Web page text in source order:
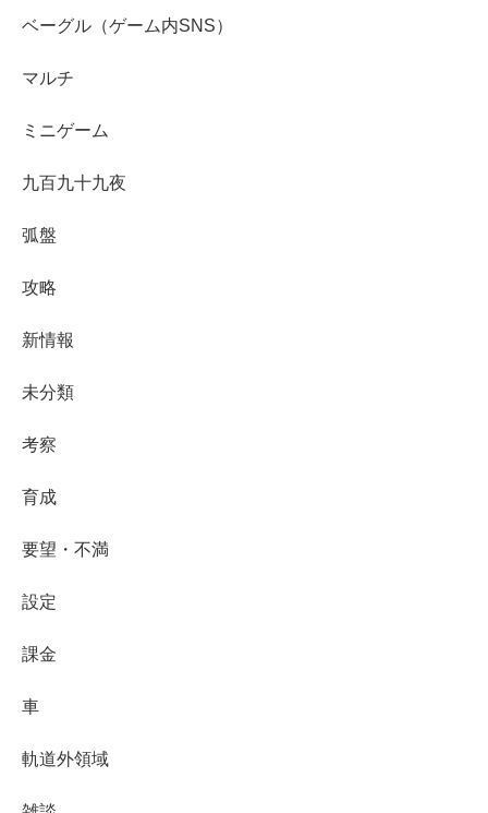
ベーグル（ゲーム内SNS）
マルチ
ミニゲーム
九百九十九夜
弧盤
攻略
新情報
未分類
考察
育成
要望・不満
設定
課金
車
軌道外領域